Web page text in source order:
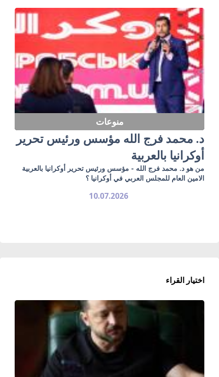
منوعات
د. محمد فرج الله مؤسس ورئيس تحرير
أوكرانيا بالعربية
من هو د. محمد فرج الله - مؤسس ورئيس تحرير أوكرانيا بالعربية
الامين العام للمجلس العربي في أوكرانيا ؟
10.07.2026
اختيار القراء